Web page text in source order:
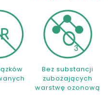
Bez substancji
zubożających
warstwę ozonową